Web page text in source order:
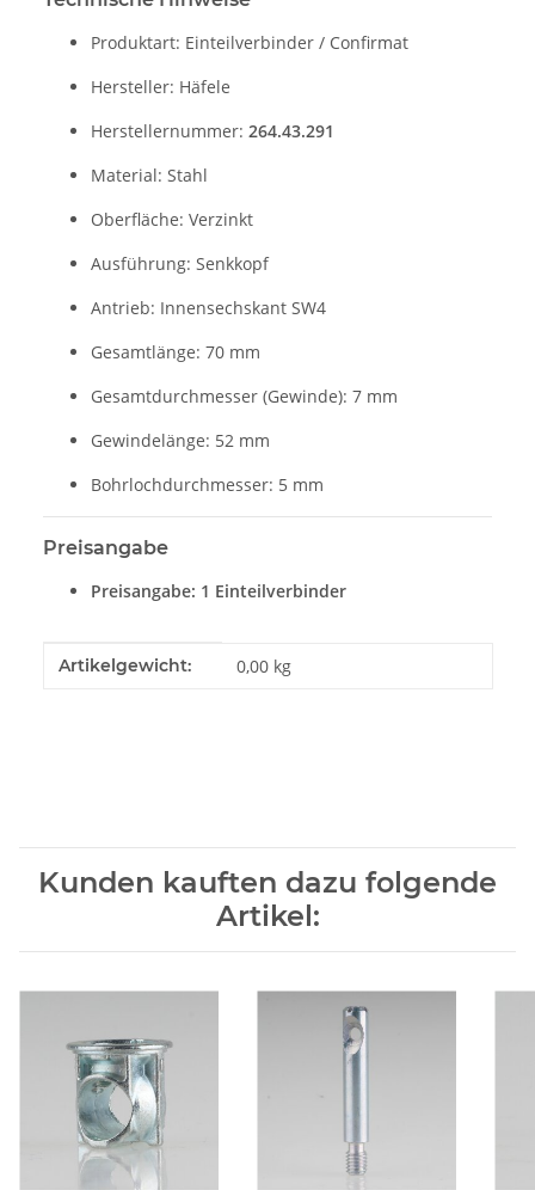
Produktart: Einteilverbinder / Confirmat
Hersteller: Häfele
Herstellernummer: 264.43.291
Material: Stahl
Oberfläche: Verzinkt
Ausführung: Senkkopf
Antrieb: Innensechskant SW4
Gesamtlänge: 70 mm
Gesamtdurchmesser (Gewinde): 7 mm
Gewindelänge: 52 mm
Bohrlochdurchmesser: 5 mm
Preisangabe
Preisangabe: 1 Einteilverbinder
Produkteigenschaft
Wert
Artikelgewicht: 0,00 kg
Kunden kauften dazu folgende
Artikel: